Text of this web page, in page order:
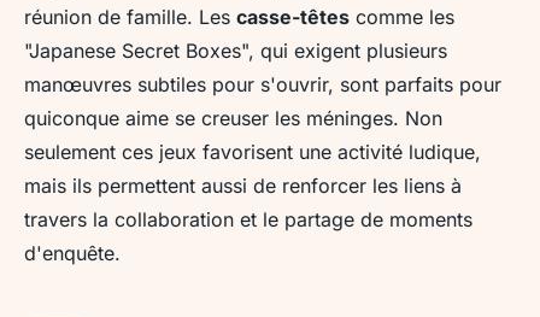
réunion de famille. Les casse-têtes comme les
"Japanese Secret Boxes", qui exigent plusieurs
manœuvres subtiles pour s'ouvrir, sont parfaits pour
quiconque aime se creuser les méninges. Non
seulement ces jeux favorisent une activité ludique,
mais ils permettent aussi de renforcer les liens à
travers la collaboration et le partage de moments
d'enquête.